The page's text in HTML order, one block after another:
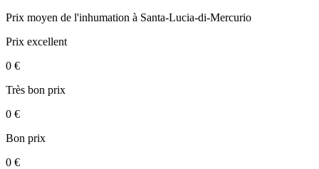
Prix moyen de l'inhumation à Santa-Lucia-di-Mercurio
Prix excellent
0 €
Très bon prix
0 €
Bon prix
0 €